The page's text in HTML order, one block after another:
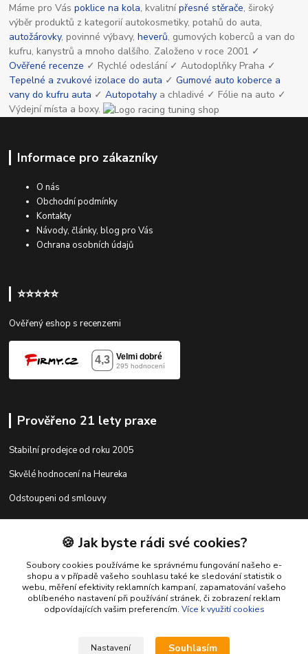
Máme pro Váspoklice na kola, kvalitnípřesné stěrače, široký
výběr produktů z kategorií autokosmetiky, potahů do auta,
autožárovky, povinné výbavy,heverů, gumových koberců a van do
kufru, kanystrů a mnoho dalšího. Založeno v roce 2001 ✓
Ověřené recenze ✓ Rychlé odeslání ✓ Autodoplňky Praha ✓
Tepelné a zvukové izolace do auta ✓Gumové auto koberce a
vany do kufru auta ✓Autopotahy a chladivé ✓ Fólie na auto ✓
Výdejní místa a boxy.
Informace pro zákazníky
O nás
Obchodní podmínky
Kontakty
Návody, články, blog pro Vás
Ochrana osobních údajů
⭐⭐⭐⭐⭐
Ověřený eshop s recenzemi
Prověřeno 21 lety praxe
Stabilní prodejce od roku 2005
Skvělé hodnocení na Heureka
Odstoupeni od smlouvy
Kontakty
shop@racing-tuning-shop.cz
🍪 Jak byste rádi své cookies?
Soubory cookies používáme ke správnému fungování našeho e-
shopu a v případě vašeho souhlasu také ke sledování statistik o
webu, měření efektivity reklamních kampaní, zapamatování vašeho
oblíbeného nastavení při používání stránek, či zobrazení reklam
odpovídajících vašim preferencím. Více k využití cookies
Nastavení Souhlasím